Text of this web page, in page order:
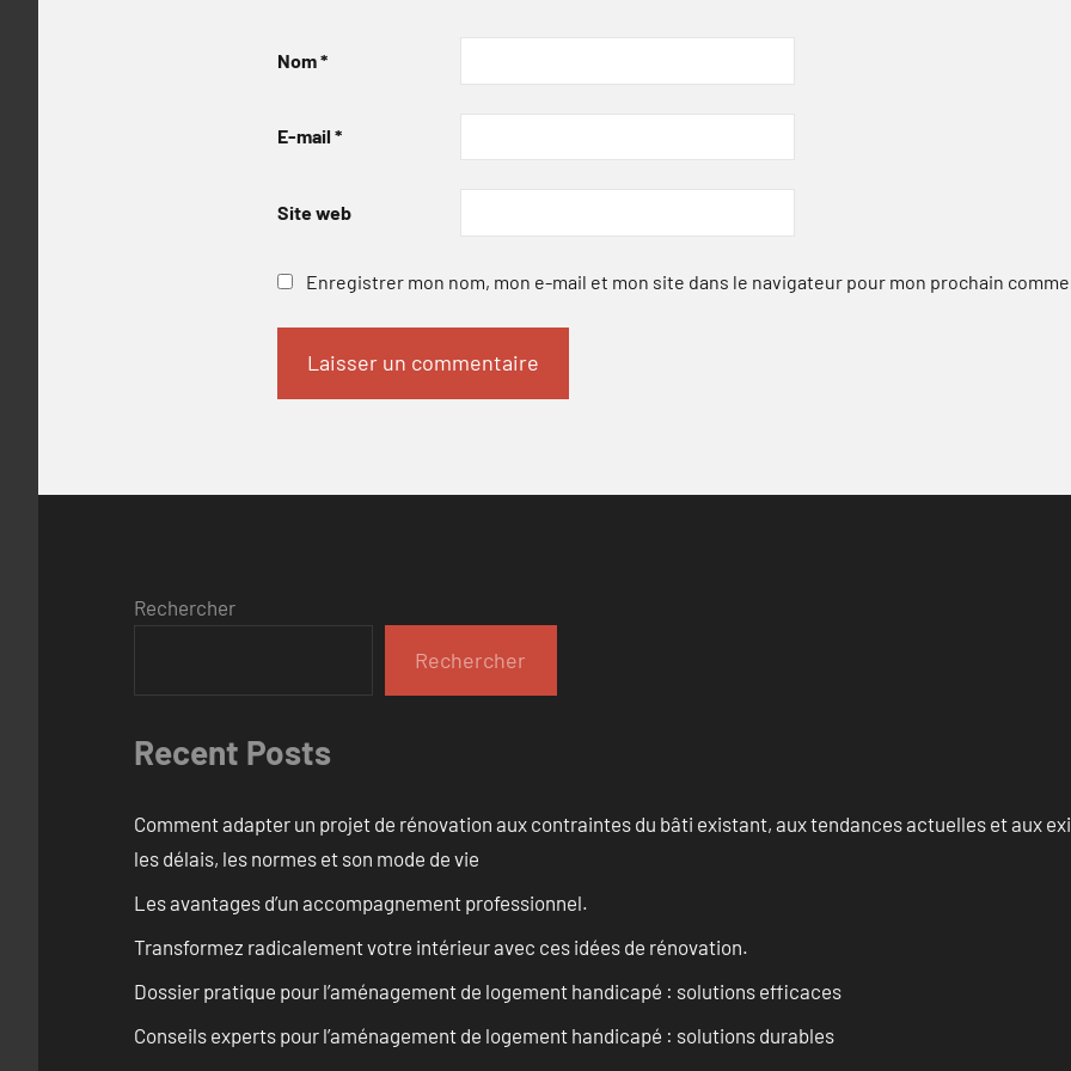
Nom*
E-mail *
Site web
Enregistrer mon nom, mon e-mail et mon site dans le navigateur pour mon prochain
Rechercher
Rechercher
Recent Posts
Comment adapter un projet de rénovation aux contraintes du bâti existant, aux tendances actuelles et aux
les délais, les normes et son mode de vie
Les avantages d’un accompagnement professionnel.
Transformez radicalement votre intérieur avec ces idées de rénovation.
Dossier pratique pour l’aménagement de logement handicapé : solutions efficaces
Conseils experts pour l’aménagement de logement handicapé : solutions durables